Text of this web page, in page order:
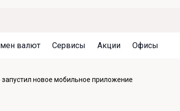
Система страхования вкладов
Привилегии для клиентов
Документы
валют
Сервисы
Акции
Офисы
запустил новое мобильное приложение